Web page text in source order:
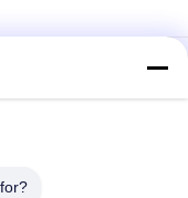
หยุ่น OLED Micro
ก 0 . จอแสดงผล OLED